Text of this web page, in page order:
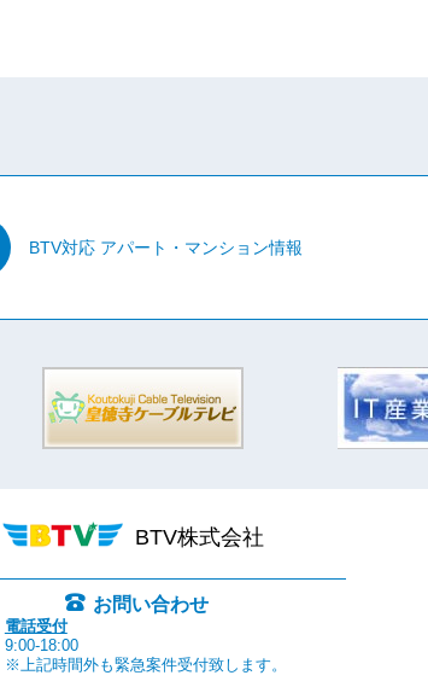
BTV対応 アパート・マンション情報
BTV株式会社
お問い合わせ
電話受付
9:00-18:00
※上記時間外も緊急案件受付致します。